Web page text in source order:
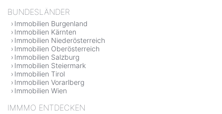
BUNDESLÄNDER
Immobilien Burgenland
Immobilien Kärnten
Immobilien Niederösterreich
Immobilien Oberösterreich
Immobilien Salzburg
Immobilien Steiermark
Immobilien Tirol
Immobilien Vorarlberg
Immobilien Wien
IMMMO ENTDECKEN